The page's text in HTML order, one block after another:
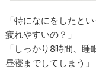
「特になにをしたと
疲れやすいの？」
「しっかり8時間、
昼寝までしてしまう」